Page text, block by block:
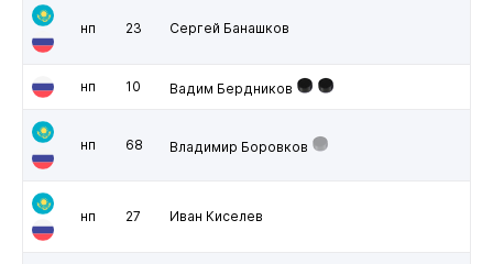
нп 23 Сергей Банашков
нп 10 Вадим Бердников
нп 68 Владимир Боровков
нп 27 Иван Киселев